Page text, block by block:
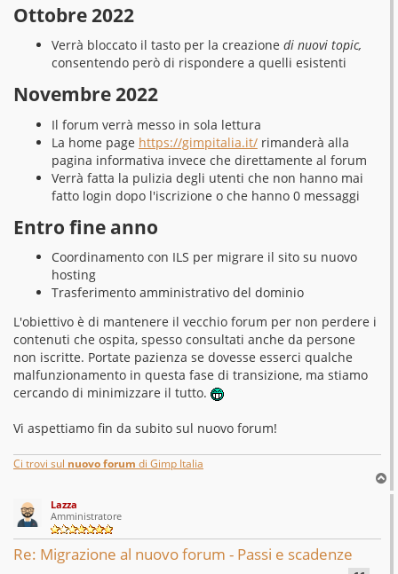
Ottobre 2022
Verrà bloccato il tasto per la creazione di nuovi topic,
consentendo però di rispondere a quelli esistenti
Novembre 2022
Il forum verrà messo in sola lettura
La home page https://gimpitalia.it/rimanderà alla
pagina informativa invece che direttamente al forum
Verrà fatta la pulizia degli utenti che non hanno mai
fatto login dopo l'iscrizione o che hanno 0 messaggi
Entro fine anno
Coordinamento con ILS per migrare il sito su nuovo
hosting
Trasferimento amministrativo del dominio
L'obiettivo è di mantenere il vecchio forum per non perdere i
contenuti che ospita, spesso consultati anche da persone
non iscritte. Portate pazienza se dovesse esserci qualche
malfunzionamento in questa fase di transizione, ma stiamo
cercando di minimizzare il tutto.
Vi aspettiamo fin da subito sul nuovo forum!
Ci trovi sul nuovo forum di Gimp Italia
o
Lazza
Amministratore
Re: Migrazione al nuovo forum - Passi e scadenze